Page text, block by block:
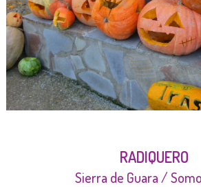
RADIQUERO
Sierra de Guara /